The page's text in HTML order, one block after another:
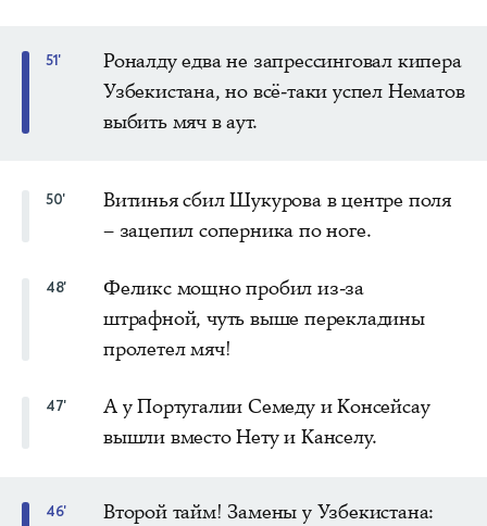
51'
Роналду едва не запрессинговал кипера
Узбекистана, но всё-таки успел Нематов
выбить мяч в аут.
50'
Витинья сбил Шукурова в центре поля
– зацепил соперника по ноге.
48'
Феликс мощно пробил из-за
штрафной, чуть выше перекладины
пролетел мяч!
47'
А у Португалии Семеду и Консейсау
вышли вместо Нету и Канселу.
46'
Второй тайм! Замены у Узбекистана: